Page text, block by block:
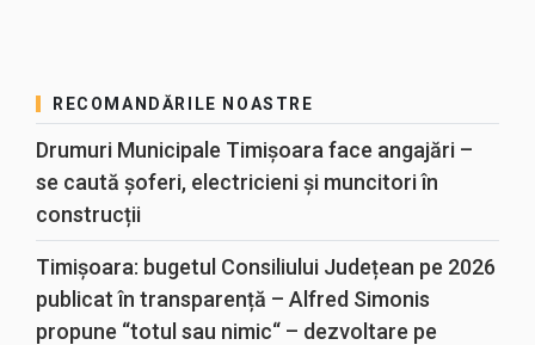
RECOMANDĂRILE NOASTRE
Drumuri Municipale Timișoara face angajări –
se caută șoferi, electricieni și muncitori în
construcții
Timișoara: bugetul Consiliului Județean pe 2026
publicat în transparență – Alfred Simonis
propune “totul sau nimic“ – dezvoltare pe